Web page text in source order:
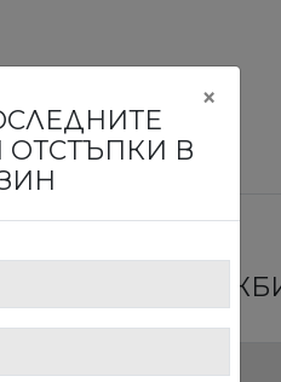
НАШИТЕ
бюлетин
ОТСТЪПКИ В
×